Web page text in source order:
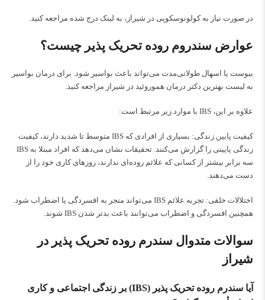
در صورت نیاز بهکولونوسکوپی در شیراز ، به لینک درج شده مراجعه کنید.
عوارض سندروم روده تحریک پذیر چیست؟
یبوست یا اسهال طولانی‌مدت می‌تواند باعث بواسیر شود. برای درمان بواسیر
به لیست بهترین دکتر درمان هموروئید در شیراز مراجعه کنید.
علاوه بر این، IBS با موارد زیر مرتبط است:
کیفیت پایین زندگی: بسیاری از افرادی که IBS متوسط تا شدید دارند، کیفیت
زندگی پایینی را گزارش می‌کنند. تحقیقات نشان می‌دهد که افراد مبتلا به IBS
سه برابر بیشتر از کسانی که علائم روده‌ای ندارند، روزهای کاری خود را از
دست می‌دهند.
اختلالات خلقی: تجربه علائم IBS می‌تواند منجر به افسردگی یا اضطراب شود.
همچنین افسردگی و اضطراب می‌توانند باعث بدتر شدن IBS شوند.
سوالات متدوال سندرم روده تحریک پذیر در
شیراز
آیا سندرم روده تحریک‌ پذیر (IBS) بر زندگی اجتماعی و کاری